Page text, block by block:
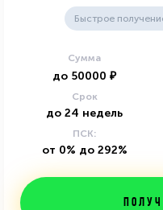
Быстрое
Сумма
до 50000 ₽
Срок
до 24 недель
ПСК:
от 0% до 292%